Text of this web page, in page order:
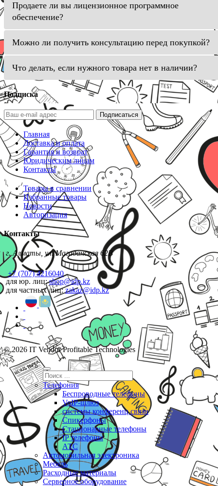
Продаете ли вы лицензионное программное
обеспечение?
Можно ли получить консультацию перед покупкой?
Что делать, если нужного товара нет в наличии?
Подписка
Подписаться
Главная
Доставка и оплата
Гарантия и возврат
Юридическим лицам
Контакты
Товары в сравнении
Избранные товары
Новости
Авторизация
Контакты
г. Алматы, ул. Магаданская 62В
+7 (707) 4216040
для юр. лиц:shop@idp.kz
для частных лиц:zakaz@idp.kz
© 2026 IT Vendor Profitable Technologies
Телефония
Беспроводные телефоны
VoIP-шлюз
системы конференц связи
Спикерфоны
Стационарные телефоны
IP телефоны
АТС
Автомобильная электроника
Мебель
Расходные материалы
Серверное оборудование